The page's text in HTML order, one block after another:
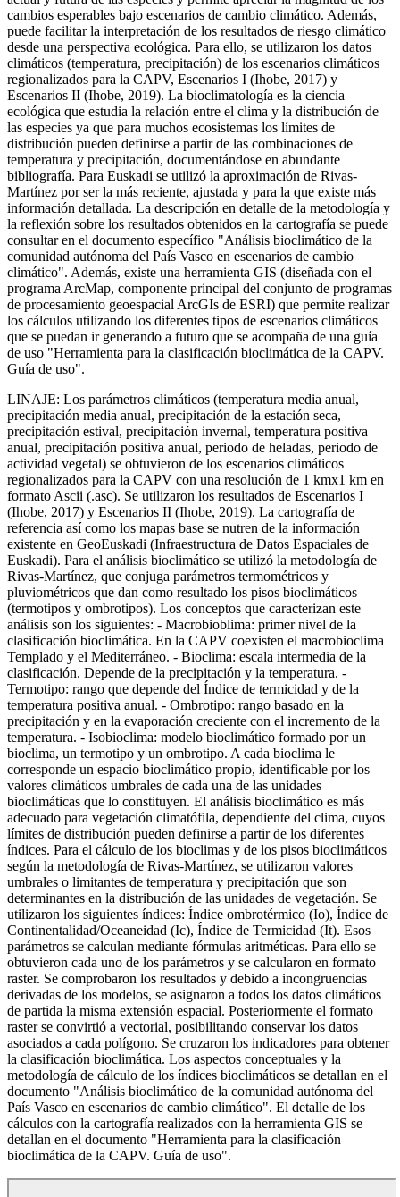
cambios esperables bajo escenarios de cambio climático. Además,
puede facilitar la interpretación de los resultados de riesgo climático
desde una perspectiva ecológica. Para ello, se utilizaron los datos
climáticos (temperatura, precipitación) de los escenarios climáticos
regionalizados para la CAPV, Escenarios I (Ihobe, 2017) y
Escenarios II (Ihobe, 2019). La bioclimatología es la ciencia
ecológica que estudia la relación entre el clima y la distribución de
las especies ya que para muchos ecosistemas los límites de
distribución pueden definirse a partir de las combinaciones de
temperatura y precipitación, documentándose en abundante
bibliografía. Para Euskadi se utilizó la aproximación de Rivas-
Martínez por ser la más reciente, ajustada y para la que existe más
información detallada. La descripción en detalle de la metodología y
la reflexión sobre los resultados obtenidos en la cartografía se puede
consultar en el documento específico "Análisis bioclimático de la
comunidad autónoma del País Vasco en escenarios de cambio
climático". Además, existe una herramienta GIS (diseñada con el
programa ArcMap, componente principal del conjunto de programas
de procesamiento geoespacial ArcGIs de ESRI) que permite realizar
los cálculos utilizando los diferentes tipos de escenarios climáticos
que se puedan ir generando a futuro que se acompaña de una guía
de uso "Herramienta para la clasificación bioclimática de la CAPV.
Guía de uso".
LINAJE: Los parámetros climáticos (temperatura media anual,
precipitación media anual, precipitación de la estación seca,
precipitación estival, precipitación invernal, temperatura positiva
anual, precipitación positiva anual, periodo de heladas, periodo de
actividad vegetal) se obtuvieron de los escenarios climáticos
regionalizados para la CAPV con una resolución de 1 kmx1 km en
formato Ascii (.asc). Se utilizaron los resultados de Escenarios I
(Ihobe, 2017) y Escenarios II (Ihobe, 2019). La cartografía de
referencia así como los mapas base se nutren de la información
existente en GeoEuskadi (Infraestructura de Datos Espaciales de
Euskadi). Para el análisis bioclimático se utilizó la metodología de
Rivas-Martínez, que conjuga parámetros termométricos y
pluviométricos que dan como resultado los pisos bioclimáticos
(termotipos y ombrotipos). Los conceptos que caracterizan este
análisis son los siguientes: - Macrobioblima: primer nivel de la
clasificación bioclimática. En la CAPV coexisten el macrobioclima
Templado y el Mediterráneo. - Bioclima: escala intermedia de la
clasificación. Depende de la precipitación y la temperatura. -
Termotipo: rango que depende del Índice de termicidad y de la
temperatura positiva anual. - Ombrotipo: rango basado en la
precipitación y en la evaporación creciente con el incremento de la
temperatura. - Isobioclima: modelo bioclimático formado por un
bioclima, un termotipo y un ombrotipo. A cada bioclima le
corresponde un espacio bioclimático propio, identificable por los
valores climáticos umbrales de cada una de las unidades
bioclimáticas que lo constituyen. El análisis bioclimático es más
adecuado para vegetación climatófila, dependiente del clima, cuyos
límites de distribución pueden definirse a partir de los diferentes
índices. Para el cálculo de los bioclimas y de los pisos bioclimáticos
según la metodología de Rivas-Martínez, se utilizaron valores
umbrales o limitantes de temperatura y precipitación que son
determinantes en la distribución de las unidades de vegetación. Se
utilizaron los siguientes índices: Índice ombrotérmico (Io), Índice de
Continentalidad/Oceaneidad (Ic), Índice de Termicidad (It). Esos
parámetros se calculan mediante fórmulas aritméticas. Para ello se
obtuvieron cada uno de los parámetros y se calcularon en formato
raster. Se comprobaron los resultados y debido a incongruencias
derivadas de los modelos, se asignaron a todos los datos climáticos
de partida la misma extensión espacial. Posteriormente el formato
raster se convirtió a vectorial, posibilitando conservar los datos
asociados a cada polígono. Se cruzaron los indicadores para obtener
la clasificación bioclimática. Los aspectos conceptuales y la
metodología de cálculo de los índices bioclimáticos se detallan en el
documento "Análisis bioclimático de la comunidad autónoma del
País Vasco en escenarios de cambio climático". El detalle de los
cálculos con la cartografía realizados con la herramienta GIS se
detallan en el documento "Herramienta para la clasificación
bioclimática de la CAPV. Guía de uso".